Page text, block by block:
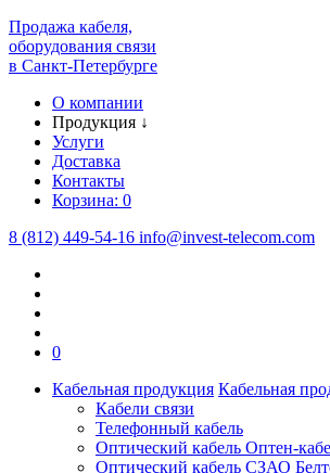
Продажа кабеля,
оборудования связи
в Санкт-Петербурге
О компании
Продукция ↓
Услуги
Доставка
Контакты
Корзина: 0
8 (812) 449-54-16 info@invest-telecom.com
0
Кабельная продукция Кабельная
Кабели связи
Телефонный кабель
Оптический кабель Оптен-
Оптический кабель СЗАО